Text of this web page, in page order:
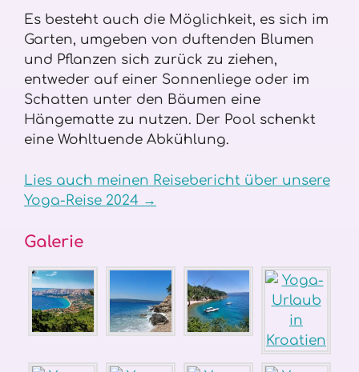
Es besteht auch die Möglichkeit, es sich im
Garten, umgeben von duftenden Blumen
und Pflanzen sich zurück zu ziehen,
entweder auf einer Sonnenliege oder im
Schatten unter den Bäumen eine
Hängematte zu nutzen. Der Pool schenkt
eine Wohltuende Abkühlung.
Lies auch meinen Reisebericht über unsere
Yoga-Reise 2024 →
Galerie